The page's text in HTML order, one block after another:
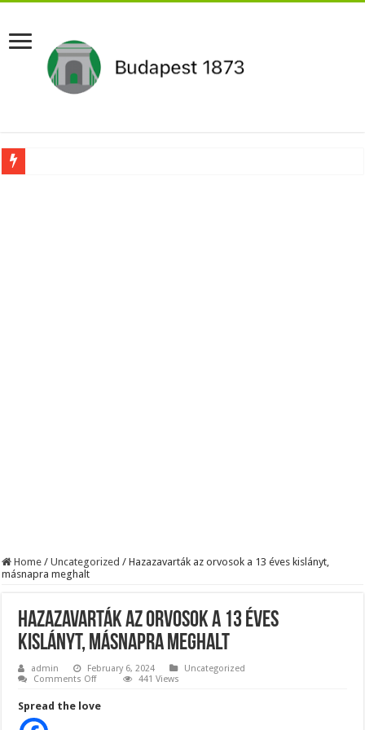
Home / Uncategorized / Hazazavarták az orvosok a 13 éves kislányt,
másnapra meghalt
Hazazavarták az orvosok a 13 éves
kislányt, másnapra meghalt
admin February 6, 2024
Uncategorized
Comments Offon
orvosok
441 Views
Spread the love